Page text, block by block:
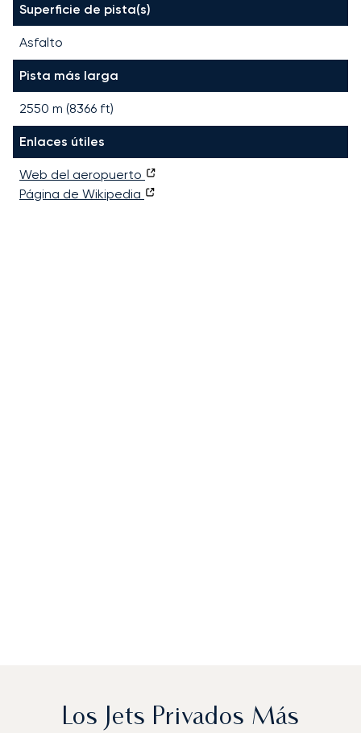
Superficie de pista(s)
Asfalto
Pista más larga
2550 m (8366 ft)
Enlaces útiles
Web del aeropuerto
Página de Wikipedia
Los Jets Privados Más